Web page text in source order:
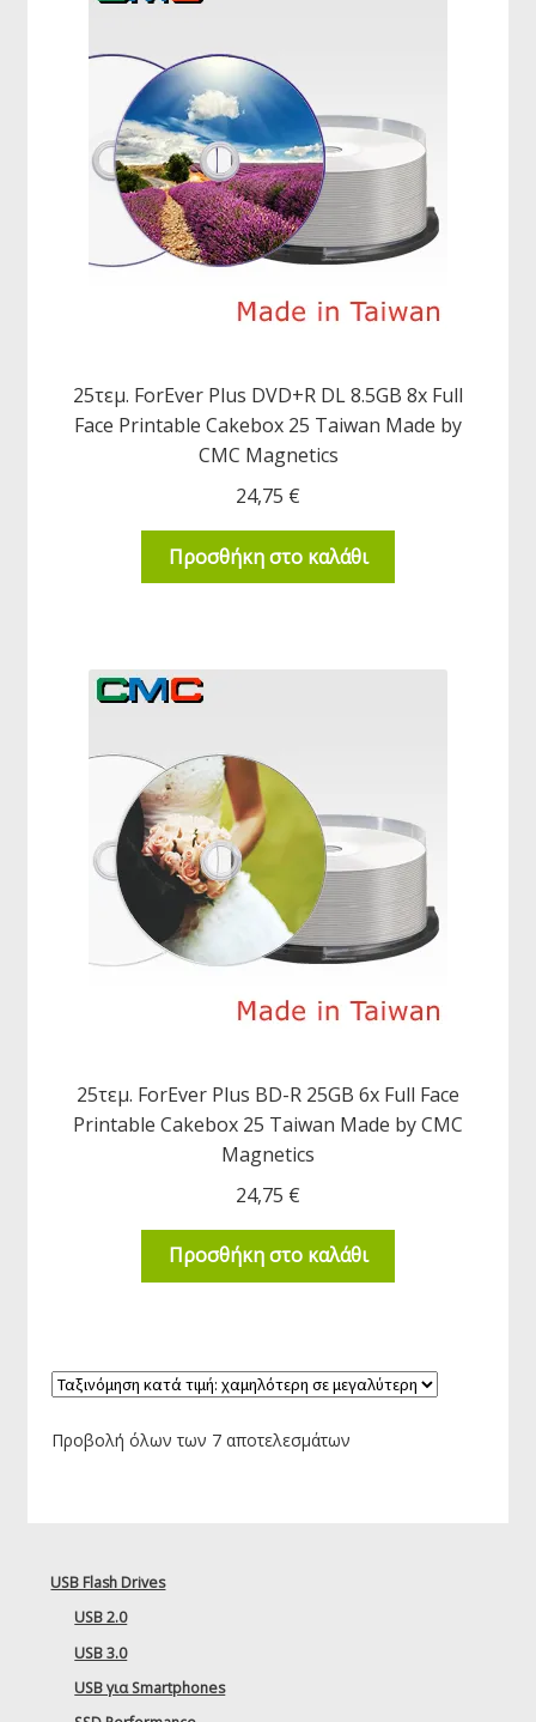
25τεμ. ForEver Plus DVD+R DL 8.5GB 8x Full
Face Printable Cakebox 25 Taiwan Made by
CMC Magnetics
24,75 €
Προσθήκη στο καλάθι
25τεμ. ForEver Plus BD-R 25GB 6x Full Face
Printable Cakebox 25 Taiwan Made by CMC
Magnetics
24,75 €
Προσθήκη στο καλάθι
Προβολή όλων των 7 αποτελεσμάτων
USB Flash Drives
USB 2.0
USB 3.0
USB για Smartphones